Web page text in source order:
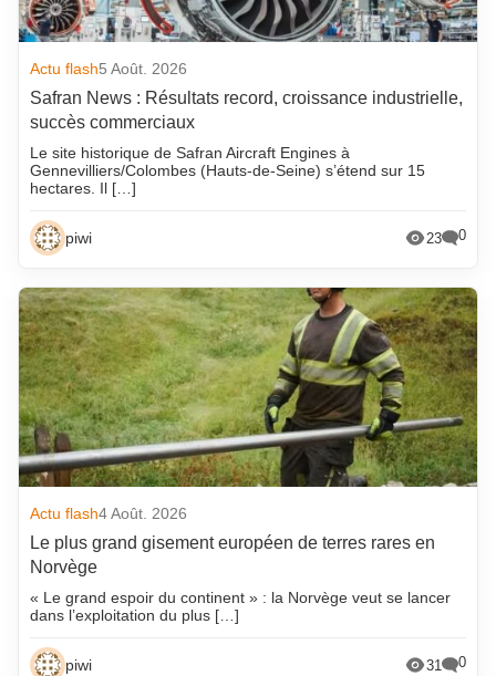
Actu flash5 Août. 2026
Safran News : Résultats record, croissance industrielle,
succès commerciaux
Le site historique de Safran Aircraft Engines à
Gennevilliers/Colombes (Hauts-de-Seine) s’étend sur 15
hectares. Il […]
piwi 23 0
Actu flash4 Août. 2026
Le plus grand gisement européen de terres rares en
Norvège
« Le grand espoir du continent » : la Norvège veut se lancer
dans l’exploitation du plus […]
piwi 31 0